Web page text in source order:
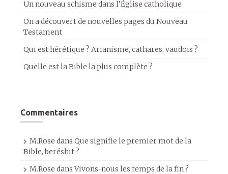
Un nouveau schisme dans l’Église catholique
On a découvert de nouvelles pages du Nouveau
Testament
Qui est hérétique ? Arianisme, cathares, vaudois ?
Quelle est la Bible la plus complète ?
Commentaires
M.Rose dans Que signifie le premier mot de la
Bible, beréshit ?
M.Rose dansVivons-nous les temps de la fin ?